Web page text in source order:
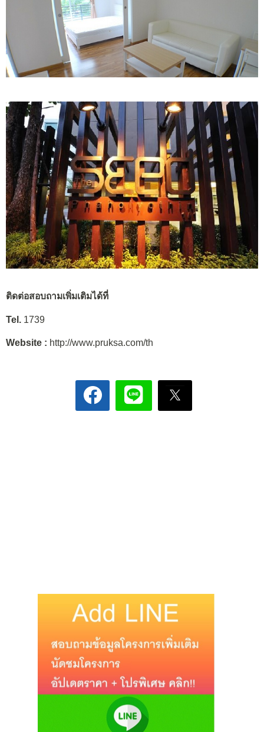
ติดต่อสอบถามเพิ่มเติมได้ที่
Tel. 1739
Website : http://www.pruksa.com/th